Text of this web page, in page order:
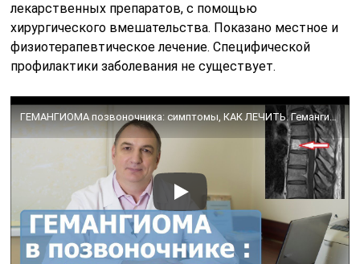
лекарственных препаратов, с помощью
хирургического вмешательства. Показано местное и
физиотерапевтическое лечение. Специфической
профилактики заболевания не существует.
ГЕМАНГИОМА позвоночника: симптомы, КАК ЛЕЧИТЬ. Гемангиома тела ПОЗВОНКА: опасно ли, и что делать